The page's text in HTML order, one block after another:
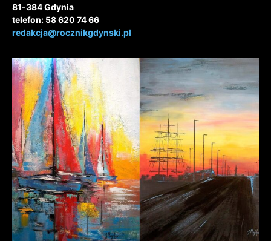
81-384 Gdynia
telefon: 58 620 74 66
redakcja@rocznikgdynski.pl